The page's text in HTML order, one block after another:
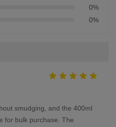
0%
0%
smudging, and the 400ml
for bulk purchase. The